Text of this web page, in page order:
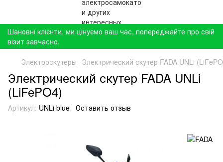
Шановні клієнти, ми цінуємо ваш час, попереджайте про свій
візит завчасно.
Электроскутеры Электрический скутер FADA UNLi
Электрический скутер FADA UNLi
(LiFePO4)
Артикул: UNLi blue Оставить отзыв